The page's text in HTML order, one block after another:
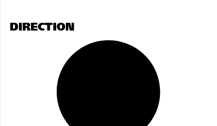
DIRECTION